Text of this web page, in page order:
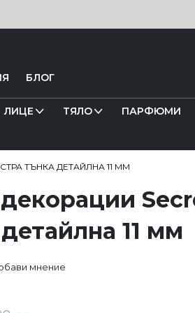
БЛОГ
ЛИЦЕ ТЯЛО ПАРФЮМИ
ТЪНКА ДЕТАЙЛНА 11 ММ
11 мм
мнение